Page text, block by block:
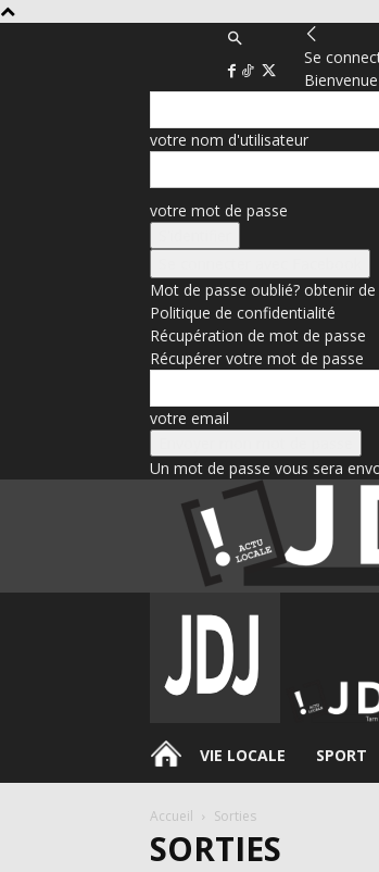
Se
votre nom d'utilisateur
votre mot de passe
Mot de passe oublié? obtenir de
Politique de confidentialité
Récupération de mot de passe
Récupérer votre mot de passe
votre email
Un mot de passe vous sera
. VIE LOCALE SPORT
Accueil Sorties
SORTIES